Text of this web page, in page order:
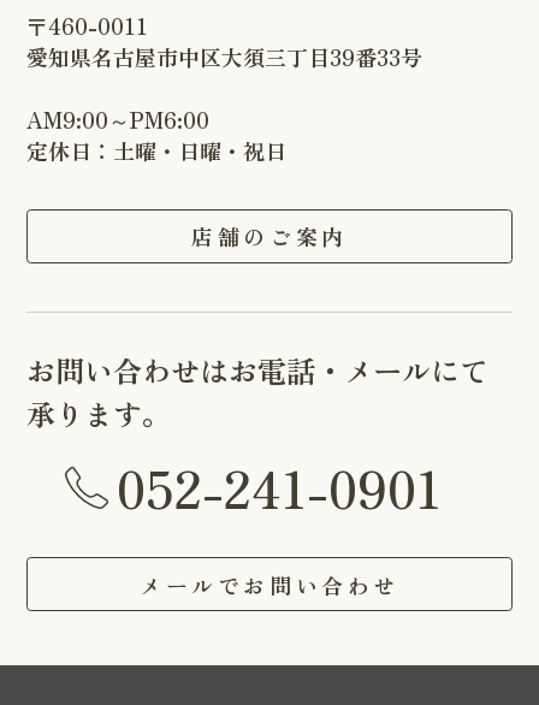
〒460-0011
愛知県名古屋市中区大須三丁目39番33号
AM9:00～PM6:00
定休日：土曜・日曜・祝日
店舗のご案内
お問い合わせはお電話・メールにて
承ります。
052-241-0901
メールでお問い合わせ